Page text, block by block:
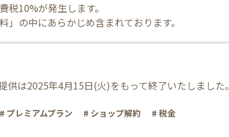
税10%が発生します。
」の中にあらかじめ含まれております。
供は2025年4月15日(火)をもって終了いたしました。
# プレミアムプラン # ショップ解約 # 税金